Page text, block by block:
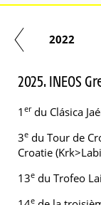
2022
2025. INEOS
1 erdu Clásica
3e du Tour de
Croatie
13e du Trofeo
e